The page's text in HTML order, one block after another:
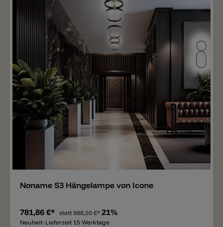
Noname S3 Hängelampe von Icone
781,86 €* statt988,20 €* 21%
Neuheit: Lieferzeit 15 Werktage